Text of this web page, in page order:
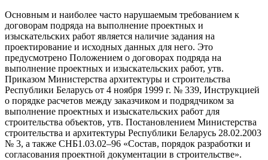
Основным и наиболее часто нарушаемым требованием к
договорам подряда на выполнение проектных и
изыскательских работ является наличие задания на
проектирование и исходных данных для него. Это
предусмотрено Положением о договорах подряда на
выполнение проектных и изыскательских работ, утв.
Приказом Министерства архитектуры и строительства
Республики Беларусь от 4 ноября 1999 г. № 339, Инструкцией
о порядке расчетов между заказчиком и подрядчиком за
выполнение проектных и изыскательских работ для
строительства объектов, утв. Постановлением Министерства
строительства и архитектуры Республики Беларусь 28.02.2003
№ 3, а также СНБ1.03.02–96 «Состав, порядок разработки и
согласования проектной документации в строительстве».